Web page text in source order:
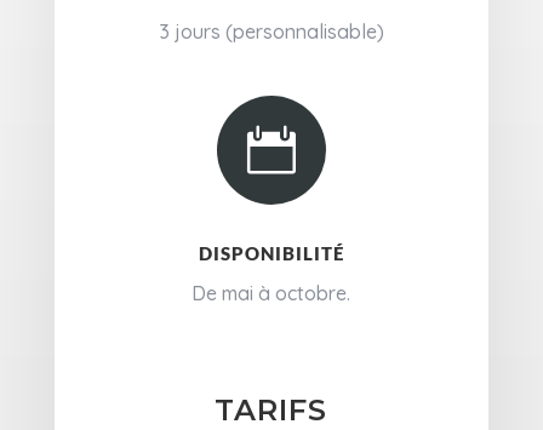
3 jours (personnalisable)

DISPONIBILITÉ
De mai à octobre.
TARIFS